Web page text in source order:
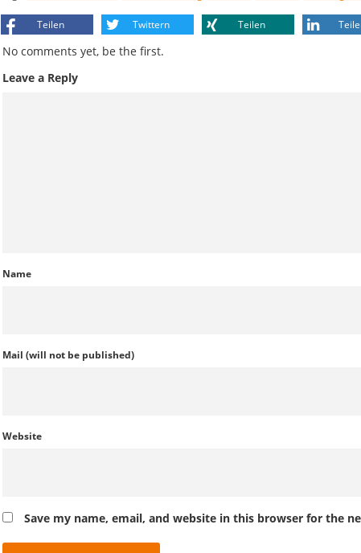
Teilen Twittern Teilen
No comments yet, be the first.
Leave a Reply
Name
Mail (will not be published)
Website
Save my name, email, and website in this browser for the